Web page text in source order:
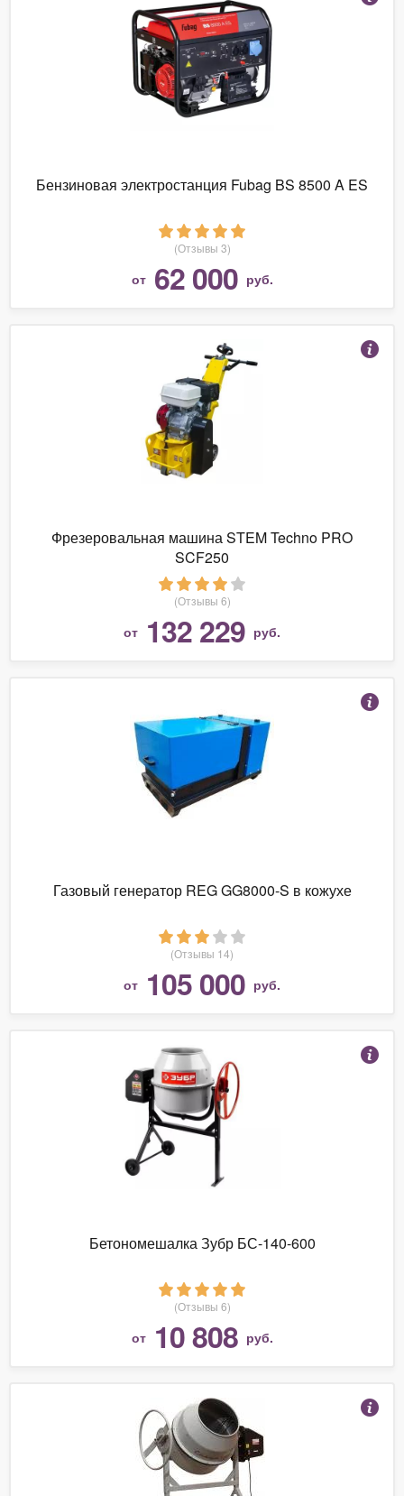
Бензиновая электростанция Fubag BS 8500 A ES
(Отзывы 3)
от 62 000 руб.
Фрезеровальная машина STEM Techno PRO
SCF250
(Отзывы 6)
от 132 229 руб.
Газовый генератор REG GG8000-S в кожухе
(Отзывы 14)
от 105 000 руб.
Бетономешалка Зубр БС-140-600
(Отзывы 6)
от 10 808 руб.